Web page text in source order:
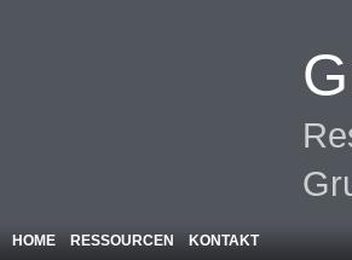
HOME RESSOURCEN KONTAKT